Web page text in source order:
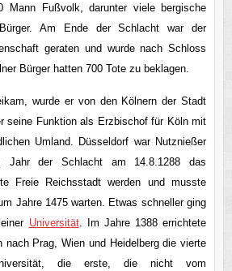
Mann Fußvolk, darunter viele bergische
Am Ende der Schlacht war der
geraten und wurde nach Schloss
Bürger hatten 700 Tote zu beklagen.
wurde er von den Kölnern der Stadt
seine Funktion als Erzbischof für Köln mit
Umland. Düsseldorf war Nutznießer
Jahr der Schlacht am 14.8.1288 das
Freie Reichsstadt werden und musste
Jahre 1475 warten. Etwas schneller ging
Universität. Im Jahre 1388 errichtete
nach Prag, Wien und Heidelberg die vierte
die erste, die nicht vom